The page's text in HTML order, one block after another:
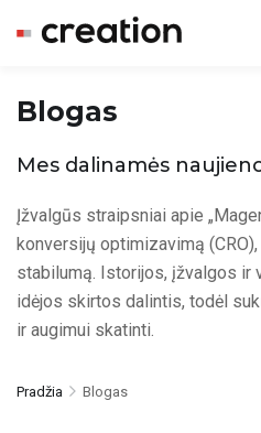
Blogas
Mes dalinamės
Įžvalgūs straipsniai apie
konversijų optimizavimą
stabilumą. Istorijos, įžvalgos ir
idėjos skirtos dalintis, todėl
ir augimui skatinti.
Pradžia Blogas